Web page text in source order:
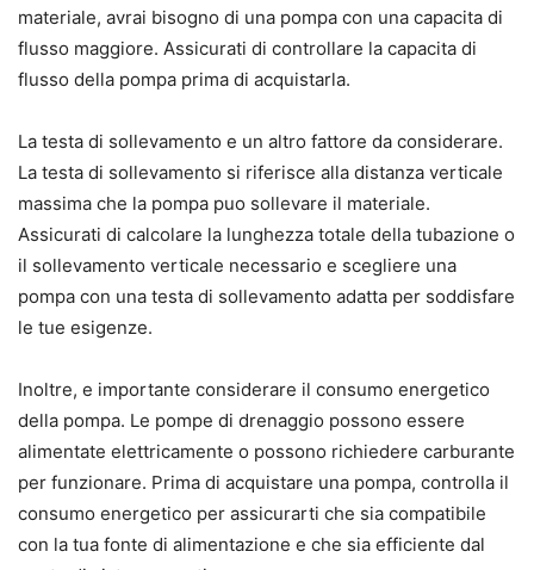
materiale, avrai bisogno di una pompa con una capacita di
flusso maggiore. Assicurati di controllare la capacita di
flusso della pompa prima di acquistarla.
La testa di sollevamento e un altro fattore da considerare.
La testa di sollevamento si riferisce alla distanza verticale
massima che la pompa puo sollevare il materiale.
Assicurati di calcolare la lunghezza totale della tubazione o
il sollevamento verticale necessario e scegliere una
pompa con una testa di sollevamento adatta per soddisfare
le tue esigenze.
Inoltre, e importante considerare il consumo energetico
della pompa. Le pompe di drenaggio possono essere
alimentate elettricamente o possono richiedere carburante
per funzionare. Prima di acquistare una pompa, controlla il
consumo energetico per assicurarti che sia compatibile
con la tua fonte di alimentazione e che sia efficiente dal